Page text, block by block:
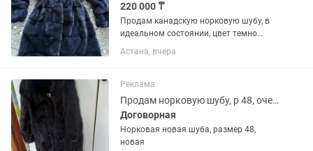
220 000 ₸
Продам канадскую норковую шубу, в
идеальном состоянии, цвет темно
синий, английский воротник, размер
44-46, прямой крой, в отличном
250.000 торг будет
Астана, вчера
Реклама
Продам норковую шубу, р 48, очень дешево
Договорная
Норковая новая шуба, размер 48,
новая